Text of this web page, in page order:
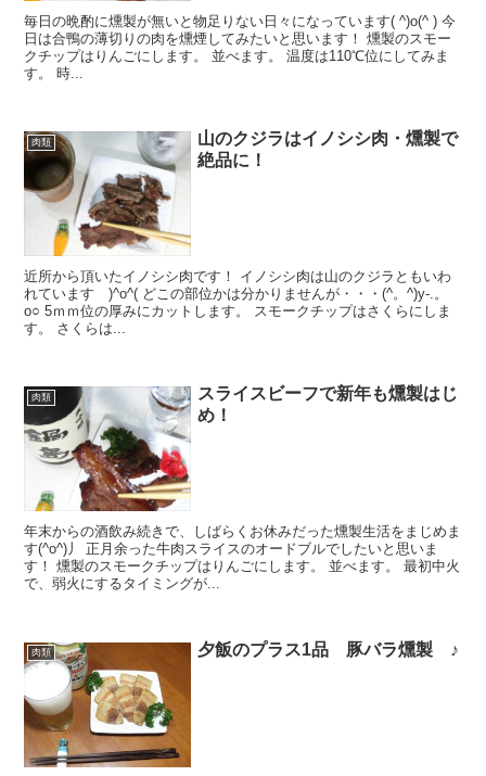
毎日の晩酌に燻製が無いと物足りない日々になっています( ^)o(^ ) 今
日は合鴨の薄切りの肉を燻煙してみたいと思います！ 燻製のスモー
クチップはりんごにします。 並べます。 温度は110℃位にしてみま
す。 時...
肉類
山のクジラはイノシシ肉・燻製で
絶品に！
近所から頂いたイノシシ肉です！ イノシシ肉は山のクジラともいわ
れています )^o^( どこの部位かは分かりませんが・・・(^。^)y-.。
o○ 5ｍｍ位の厚みにカットします。 スモークチップはさくらにしま
す。 さくらは...
肉類
スライスビーフで新年も燻製はじ
め！
年末からの酒飲み続きで、しばらくお休みだった燻製生活をまじめま
す(^o^)丿 正月余った牛肉スライスのオードブルでしたいと思いま
す！ 燻製のスモークチップはりんごにします。 並べます。 最初中火
で、弱火にするタイミングが...
肉類 夕飯のプラス1品 豚バラ燻製 ♪